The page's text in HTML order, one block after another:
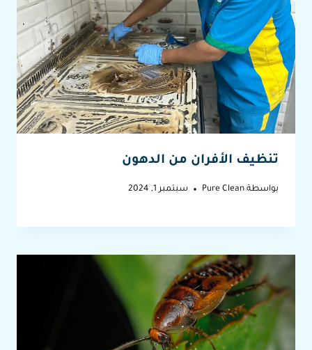
تنظيف الأفران من الدهون
بواسطة Pure Clean سبتمبر 1, 2024